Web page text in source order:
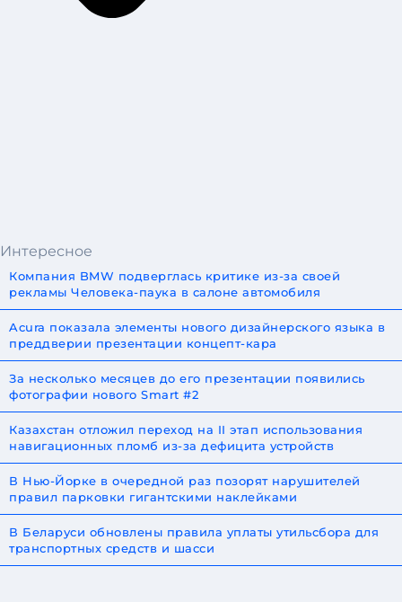
Интересное
Компания BMW подверглась критике из-за своей
рекламы Человека-паука в салоне автомобиля
Acura показала элементы нового дизайнерского языка в
преддверии презентации концепт-кара
За несколько месяцев до его презентации появились
фотографии нового Smart #2
Казахстан отложил переход на II этап использования
навигационных пломб из-за дефицита устройств
В Нью-Йорке в очередной раз позорят нарушителей
правил парковки гигантскими наклейками
В Беларуси обновлены правила уплаты утильсбора для
транспортных средств и шасси